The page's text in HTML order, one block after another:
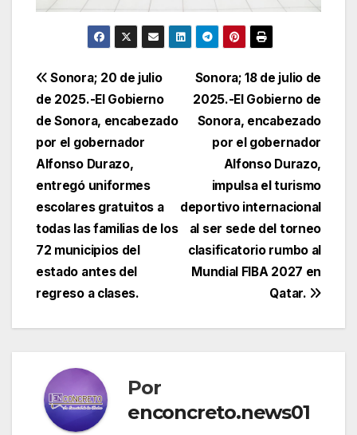
Navegación
de
entradas
Sonora; 18 de julio de
2025.-El Gobierno de
Sonora, encabezado
por el gobernador
Alfonso Durazo,
impulsa el turismo
deportivo internacional
al ser sede del torneo
clasificatorio rumbo al
Mundial FIBA 2027 en
Qatar.
Sonora; 20 de julio
de 2025.-El Gobierno
de Sonora, encabezado
por el gobernador
Alfonso Durazo,
entregó uniformes
escolares gratuitos a
todas las familias de los
72 municipios del
estado antes del
regreso a clases.
Por
enconcreto.news01